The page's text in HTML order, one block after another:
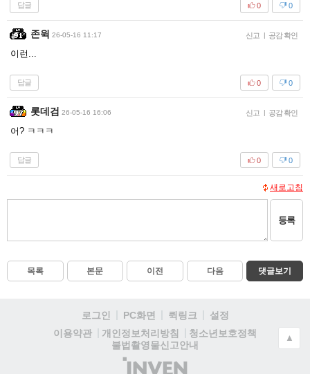
답글 0
0
존윅 26-05-16 11:17 신고 | 공감 확인
이런...
답글 0
0
롯데검 26-05-16 16:06 신고 | 공감 확인
어? ㅋㅋㅋ
답글 0
0
새로고침
등록
목록 본문 이전 다음 댓글보기
로그인 PC화면 퀵링크
설정
이용약관
개인정보처리방침
청소년보호정책
불법촬영물신고안내
(주)
▲